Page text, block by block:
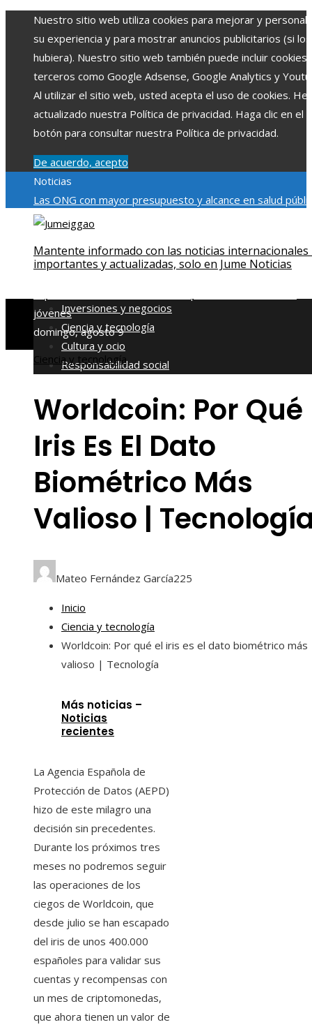
Nuestro sitio web utiliza cookies para mejorar y
su experiencia y para mostrar anuncios publicitarios (si los
hubiera). Nuestro sitio web también puede incluir cookies
terceros como Google Adsense, Google Analytics y
Al utilizar el sitio web, usted acepta el uso de cookies.
actualizado nuestra Política de privacidad. Haga clic en el
botón para consultar nuestra Política de privacidad.
De acuerdo, acepto
Noticias
Las ONG con mayor presupuesto y alcance en salud
educaciónImpacto económico y social de la estacionalidad
impacto en la regulación bancariaCómo la RSE impulsa el
desarrollo social y ambiental en comunidades chilenas
jóvenes
domingo, agosto 9
Mantente informado con las noticias internacionales
importantes y actualizadas, solo en Jume Noticias
Inversiones y negocios
Ciencia y tecnología
Cultura y ocio
Responsabilidad social
Ciencia y tecnología
Worldcoin: Por Qué
Iris Es El Dato
Biométrico Más
Valioso |
Mateo Fernández García225
Inicio
Ciencia y tecnología
Worldcoin: Por qué el iris es el dato biométrico más
valioso | Tecnología
Más noticias –
Noticias
recientes
La Agencia Española de
Protección de Datos (AEPD)
hizo de este milagro una
decisión sin precedentes.
Durante los próximos tres
meses no podremos seguir
las operaciones de los
ciegos de Worldcoin, que
desde julio se han escapado
del iris de unos 400.000
españoles para validar sus
cuentas y recompensas con
un mes de criptomonedas,
que ahora tienen un valor de